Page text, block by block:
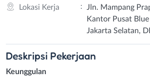
Lokasi Kerja
:
Jln. Mampang
Kantor Pusat
Jakarta Selatan,
Deskripsi Pekerjaan
Keunggulan